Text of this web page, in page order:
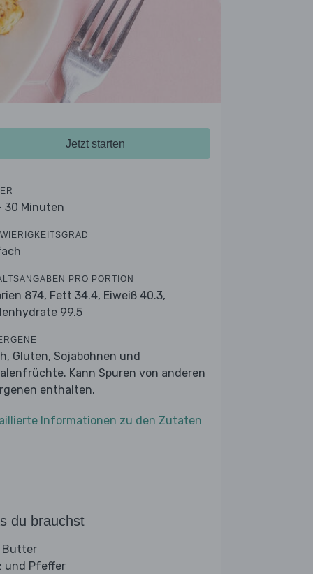
Jetzt starten
30 Minuten
PRO PORTION
874, Fett 34.4, Eiweiß 40.3,
99.5
Gluten, Sojabohnen und
Kann Spuren von anderen
enthalten.
Informationen zu den Zutaten
du brauchst
Butter
und Pfeffer